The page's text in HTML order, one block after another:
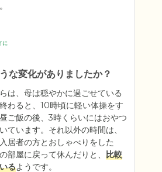
に
な変化がありましたか？
は、母は穏やかに過ごせている
わると、10時頃に軽い体操をす
ご飯の後、3時くらいにはおやつ
ています。それ以外の時間は、
居者の方とおしゃべりをした
部屋に戻って休んだりと、 比較
るようです。